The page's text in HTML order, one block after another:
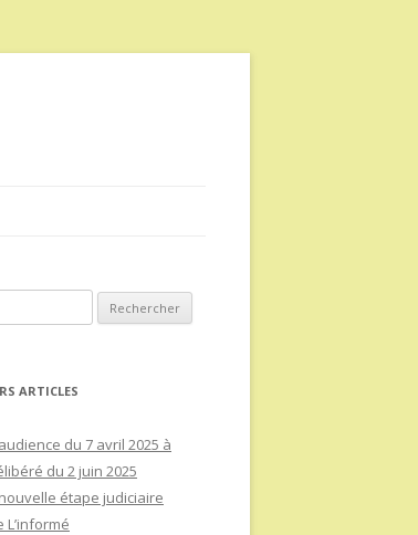
ARTICLES
du 7 avril 2025 à
du 2 juin 2025
étape judiciaire
L’informé